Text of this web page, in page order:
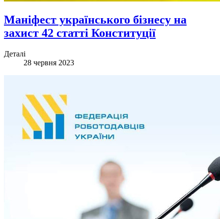
Маніфест українського бізнесу на
захист 42 статті Конституції
Деталі
28 червня 2023